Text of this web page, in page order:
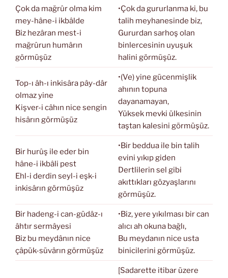
Çok da mağrûr olma kim
mey-hâne-i ikbâlde
Biz hezâran mest-i
mağrûrun humârın
görmüşüz
•Çok da gururlanma ki, bu
talih meyhanesinde biz,
Gururdan sarhoş olan
binlercesinin uyuşuk
halini görmüşüz.
Top-ı âh-ı inkisâra pây-dâr
olmaz yine
Kişver-i câhın nice sengin
hisârın görmüşüz
•(Ve) yine gücenmişlik
ahının topuna
dayanamayan,
Yüksek mevki ülkesinin
taştan kalesini görmüşüz.
Bir hurûş ile eder bin
hâne-i ikbâli pest
Ehl-i derdin seyl-i eşk-i
inkisârın görmüşüz
•Bir beddua ile bin talih
evini yıkıp giden
Dertlilerin sel gibi
akıttıkları gözyaşlarını
görmüşüz.
Bir hadeng-i can-güdâz-ı
âhtır sermâyesi
Biz bu meydânın nice
çâpük-süvârın görmüşüz
•Biz, yere yıkılması bir can
alıcı ah okuna bağlı,
Bu meydanın nice usta
binicilerini görmüşüz.
[Sadarette itibar üzere